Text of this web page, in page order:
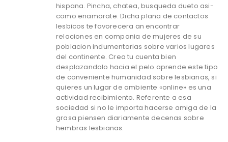
hispana. Pincha, chatea, busqueda dueto asi­
como enamorate. Dicha plana de contactos
lesbicos te favorecera an encontrar
relaciones en compania de mujeres de su
poblacion indumentarias sobre varios lugares
del continente. Crea tu cuenta bien
desplazandolo hacia el pelo aprende este tipo
de conveniente humanidad sobre lesbianas, si
quieres un lugar de ambiente «online» es una
actividad recibimiento. Referente a esa
sociedad si no le importa hacerse amiga de la
grasa piensen diariamente decenas sobre
hembras lesbianas.